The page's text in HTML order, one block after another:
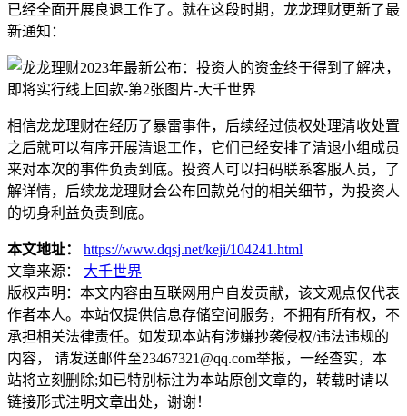
已经全面开展良退工作了。就在这段时期，龙龙理财更新了最
新通知：
相信龙龙理财在经历了暴雷事件，后续经过债权处理清收处置
之后就可以有序开展清退工作，它们已经安排了清退小组成员
来对本次的事件负责到底。投资人可以扫码联系客服人员，了
解详情，后续龙龙理财会公布回款兑付的相关细节，为投资人
的切身利益负责到底。
本文地址：
https://www.dqsj.net/keji/104241.html
文章来源：
大千世界
版权声明： 本文内容由互联网用户自发贡献，该文观点仅代表
作者本人。本站仅提供信息存储空间服务，不拥有所有权，不
承担相关法律责任。如发现本站有涉嫌抄袭侵权/违法违规的
内容， 请发送邮件至23467321@qq.com举报，一经查实，本
站将立刻删除;如已特别标注为本站原创文章的，转载时请以
链接形式注明文章出处，谢谢！